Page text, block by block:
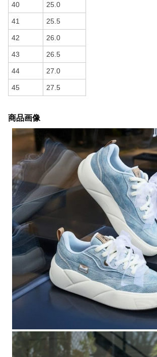
40 25.0
41 25.5
42 26.0
43 26.5
44 27.0
45 27.5
商品画像